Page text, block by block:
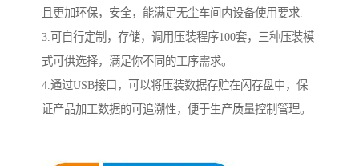
且更加环保，安全，能满足无尘车间内设备使用要求.
3.可自行定制，存储，调用压装程序100套，三种压装模
式可供选择，满足你不同的工序需求。
4.通过USB接口，可以将压装数据存贮在闪存盘中，保
证产品加工数据的可追溯性，便于生产质量控制管理。